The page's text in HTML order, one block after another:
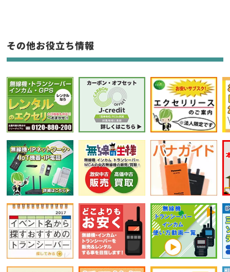
フリーワード入力(製品名等)
選択条件をリセット
その他お役立ち情報